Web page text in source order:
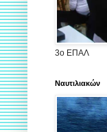
3ο ΕΠΑΛ
Ναυτιλιακών